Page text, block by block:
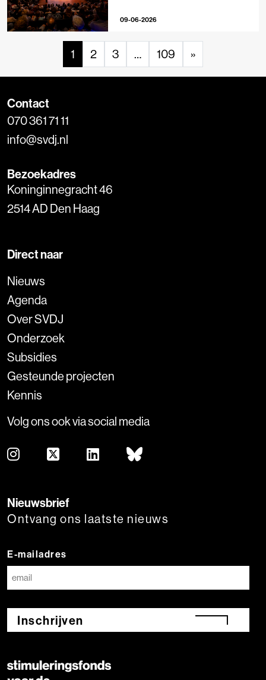
09-06-2026
1 2 3 … 109 »
Contact
070 361 71 11
info@svdj.nl
Bezoekadres
Koninginnegracht 46
2514 AD Den Haag
Direct naar
Nieuws
Agenda
Over SVDJ
Onderzoek
Subsidies
Gesteunde projecten
Kennis
Volg ons ook via social media
Nieuwsbrief
Ontvang ons laatste nieuws
E-mailadres
Inschrijven